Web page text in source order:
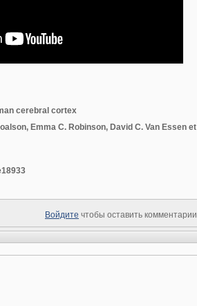
cerebral cortex
Emma C. Robinson, David C. Van Essen et
Войдите чтобы оставить комментарии